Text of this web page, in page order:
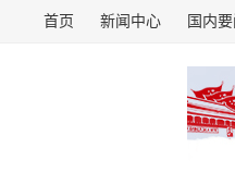
首页 新闻中心 国内要